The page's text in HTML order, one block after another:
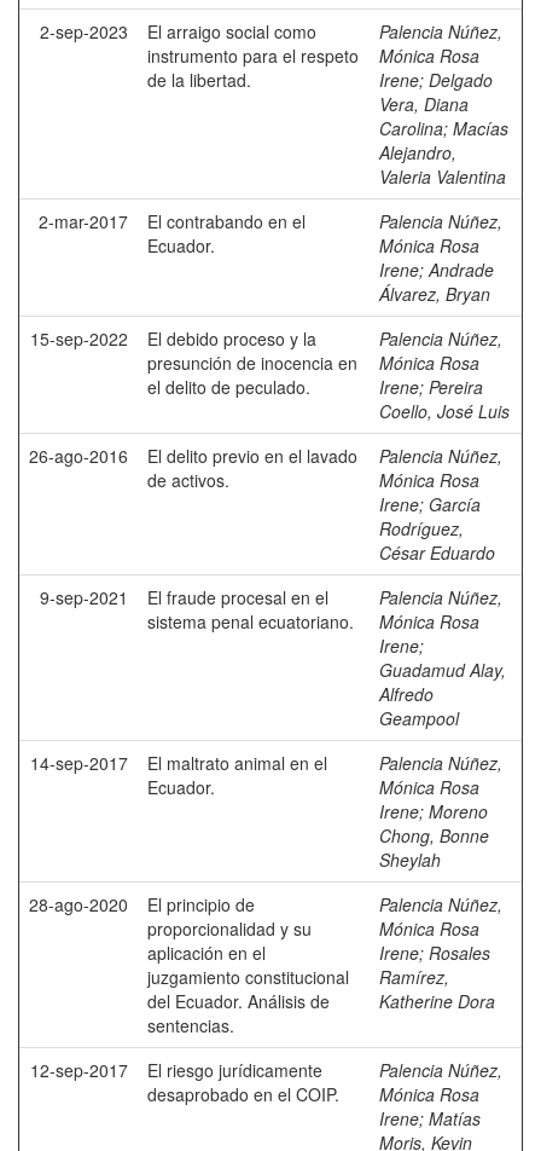
2-sep-2023
El arraigo social como
instrumento para el respeto
de la libertad.
Palencia Núñez,
Mónica Rosa
Irene; Delgado
Vera, Diana
Carolina; Macías
Alejandro,
Valeria Valentina
2-mar-2017
El contrabando en el
Ecuador.
Palencia Núñez,
Mónica Rosa
Irene;Andrade
Álvarez, Bryan
15-sep-2022
El debido proceso y la
presunción de inocencia en
el delito de peculado.
Palencia Núñez,
Mónica Rosa
Irene; Pereira
Coello, José Luis
26-ago-2016
El delito previo en el lavado
de activos.
Palencia Núñez,
Mónica Rosa
Irene; García
Rodríguez,
César Eduardo
9-sep-2021
El fraude procesal en el
sistema penal ecuatoriano.
Palencia Núñez,
Mónica Rosa
Irene;
Guadamud Alay,
Alfredo
Geampool
14-sep-2017
El maltrato animal en el
Ecuador.
Palencia Núñez,
Mónica Rosa
Irene; Moreno
Chong, Bonne
Sheylah
28-ago-2020
El principio de
proporcionalidad y su
aplicación en el
juzgamiento constitucional
del Ecuador. Análisis de
sentencias.
Palencia Núñez,
Mónica Rosa
Irene; Rosales
Ramírez,
Katherine Dora
12-sep-2017
El riesgo jurídicamente
desaprobado en el COIP.
Palencia Núñez,
Mónica Rosa
Irene; Matías
Moris, Kevin